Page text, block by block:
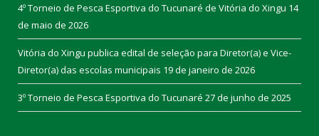
4º Torneio de Pesca Esportiva do Tucunaré de Vitória do Xingu 14
de maio de 2026
Vitória do Xingu publica edital de seleção para Diretor(a) e Vice-
Diretor(a) das escolas municipais 19 de janeiro de 2026
3º Torneio de Pesca Esportiva do Tucunaré 27 de junho de 2025